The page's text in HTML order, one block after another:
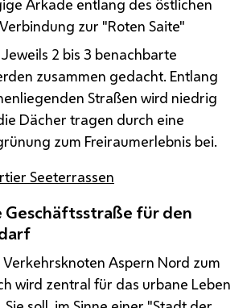
Arkade entlang des östlichen
zur "Roten Saite"
2 bis 3 benachbarte
zusammen gedacht. Entlang
Straßen wird niedrig
Dächer tragen durch eine
zum Freiraumerlebnis bei.
Seeterrassen
Geschäftsstraße für den
Aspern Nord zum
wird zentral für das urbane Leben